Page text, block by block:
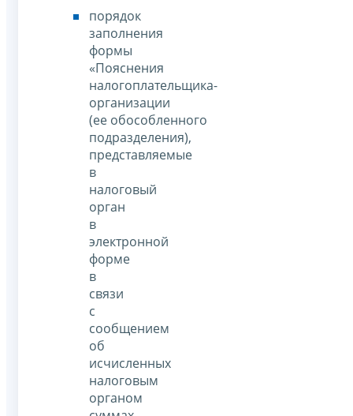
порядок
заполнения
формы
«Пояснения
налогоплательщика-
организации
(ее обособленного
подразделения),
представляемые
в
налоговый
орган
в
электронной
форме
в
связи
с
сообщением
об
исчисленных
налоговым
органом